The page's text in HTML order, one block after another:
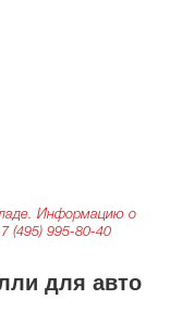
Информацию о
(495) 995-80-40
для авто